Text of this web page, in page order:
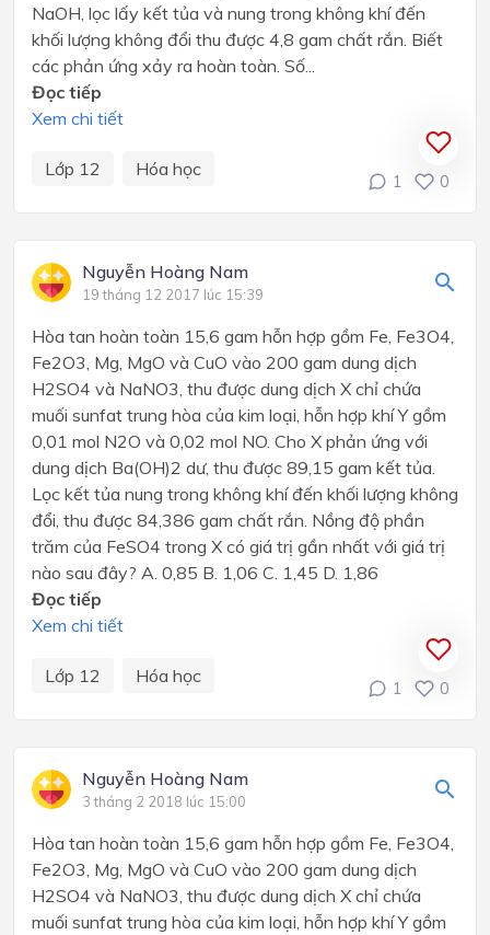
NaOH, lọc lấy kết tủa và nung trong không khí đến
khối lượng không đổi thu được 4,8 gam chất rắn. Biết
các phản ứng xảy ra hoàn toàn. Số...
Đọc tiếp
Xem chi tiết
Lớp 12 Hóa học
1 0
Nguyễn Hoàng Nam
19 tháng 12 2017 lúc 15:39
Hòa tan hoàn toàn 15,6 gam hỗn hợp gồm Fe, Fe3O4,
Fe2O3, Mg, MgO và CuO vào 200 gam dung dịch
H2SO4 và NaNO3, thu được dung dịch X chỉ chứa
muối sunfat trung hòa của kim loại, hỗn hợp khí Y gồm
0,01 mol N2O và 0,02 mol NO. Cho X phản ứng với
dung dịch Ba(OH)2 dư, thu được 89,15 gam kết tủa.
Lọc kết tủa nung trong không khí đến khối lượng không
đổi, thu được 84,386 gam chất rắn. Nồng độ phần
trăm của FeSO4 trong X có giá trị gần nhất với giá trị
nào sau đây? A. 0,85 B. 1,06 C. 1,45 D. 1,86
Đọc tiếp
Xem chi tiết
Lớp 12 Hóa học
1 0
Nguyễn Hoàng Nam
3 tháng 2 2018 lúc 15:00
Hòa tan hoàn toàn 15,6 gam hỗn hợp gồm Fe, Fe3O4,
Fe2O3, Mg, MgO và CuO vào 200 gam dung dịch
H2SO4 và NaNO3, thu được dung dịch X chỉ chứa
muối sunfat trung hòa của kim loại, hỗn hợp khí Y gồm